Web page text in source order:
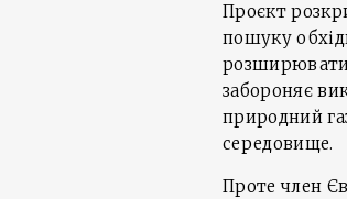
Проєкт
пошуку
розширювати
забороняє
природний
середовище.
Проте член